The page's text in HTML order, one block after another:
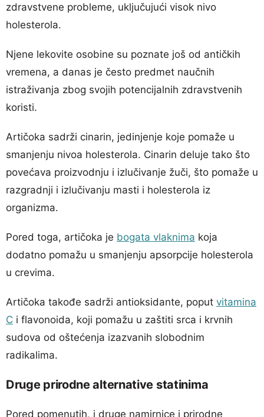
zdravstvene probleme, uključujući visok nivo
holesterola.
Njene lekovite osobine su poznate još od antičkih
vremena, a danas je često predmet naučnih
istraživanja zbog svojih potencijalnih zdravstvenih
koristi.
Artičoka sadrži cinarin, jedinjenje koje pomaže u
smanjenju nivoa holesterola. Cinarin deluje tako što
povećava proizvodnju i izlučivanje žuči, što pomaže u
razgradnji i izlučivanju masti i holesterola iz
organizma.
Pored toga, artičoka je bogata vlaknima koja
dodatno pomažu u smanjenju apsorpcije holesterola
u crevima.
Artičoka takođe sadrži antioksidante, poput vitamina
C i flavonoida, koji pomažu u zaštiti srca i krvnih
sudova od oštećenja izazvanih slobodnim
radikalima.
Druge prirodne alternative statinima
Pored pomenutih, i druge namirnice i prirodne